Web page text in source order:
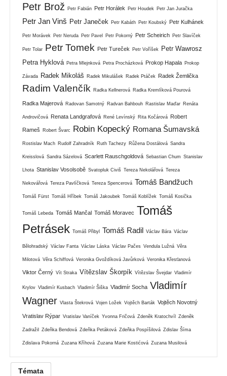
Petr Brož Petr Fabián Petr Horálek Petr Houdek Petr Jan Juračka
Petr Jan Vinš Petr Janeček Petr Kabáth Petr Koubský Petr Kulhánek
Petr Morávek Petr Neruda Petr Pavel Petr Pokorný Petr Scheirich Petr Slavíček
Petr Tolar Petr Tomek Petr Tureček Petr Voříšek
Petr Wawrosz
Petra Hyklová Petra Mlejnková Petra Procházková Prokop Hapala Prokop
Závada Radek Mikoláš Radek Mikulášek Radek Ptáček Radek Žemlička
Radim Valenčík Radka Kellnerová Radka Kremlíková Pourová
Radka Majerová Radovan Samotný Radvan Bahbouh Rastislav Maďar Renáta
Androvičová Renata Landgrafová René Levínský Rita Kočárová Robert
Rameš Robert Švarc Robin Kopecký Romana Šumavská
Rostislav Mach Rudolf Zahradník Ruth Tachezy Růžena Dostálová Sandra
Kreisslová Sandra Sázelová Scarlett Rauschgoldová Sebastian Chum Stanislav
Lhota Stanislav Vosolsobě Svatopluk Civiš Tereza Nekolářová Tereza
Nekovářová Tereza Pavlíčková Tereza Spencerová Tomáš Bandžuch
Tomáš Fürst Tomáš Hříbek Tomáš Jakoubek Tomáš Koblížek Tomáš Kosička
Tomáš Lebeda Tomáš Mančal Tomáš Moravec Tomáš
Petrásek Tomáš Přibyl Tomáš Radil Václav Bára Václav
Bělohradský Václav Fanta Václav Láska Václav Pačes Vendula Lužná Věra
Milotová Věra Schiffová Veronika Gvoždíková Javůrková Veronika Křesťanová
Viktor Černý Vít Straka Vítězslav Škorpík Vítězslav Švejdar Vladimír
Krylov Vladimír Kusbach Vladimír Šiška Vladimír Socha Vladimír
Wagner Vlasta Štekrová Vojen Ložek Vojtěch Barták Vojtěch Novotný
Vratislav Rýpar Vratislav Vaníček Yvonna Fričová Zdeněk Kratochvíl Zdeněk
Zadražil Zdeňka Bendová Zdeňka Petáková Zdeňka Pospíšilová Zdislav Šíma
Zdislava Pokorná Zuzana Kříhová Zuzana Marie Kostićová Zuzana Musilová
Témata